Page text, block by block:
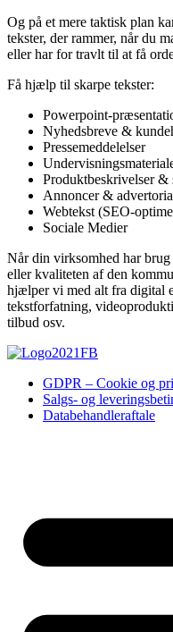
Og på et mere taktisk plan
tekster, der rammer, når du
eller har for travlt til at få
Få hjælp til skarpe tekster:
Powerpoint-
Nyhedsbreve &
Pressemeddelelser
Produktbeskrivelser &
Annoncer &
Webtekst (SEO-
Sociale Medier
Når din virksomhed har
eller kvaliteten af den
hjælper vi med alt fra digital
tekstforfatning,
tilbud osv.
GDPR – Cookie og
Salgs- og
Databehandleraftale